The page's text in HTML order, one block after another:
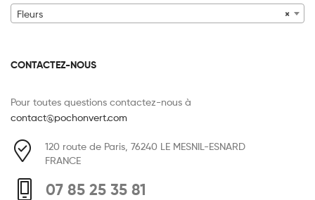
×
Fleurs
CONTACTEZ-NOUS
Pour toutes questions contactez-nous à
contact@pochonvert.com
120 route de Paris, 76240 LE MESNIL-ESNARD
FRANCE
07 85 25 35 81